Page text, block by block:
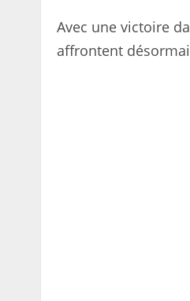
Avec une victoire
affrontent